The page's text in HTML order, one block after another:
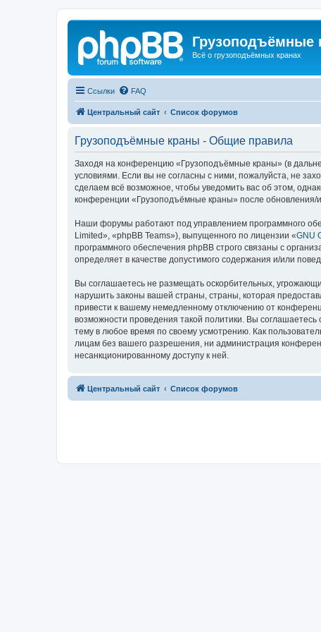
Грузоподъёмные
Всё о грузоподъёмных кранах
Ссылки FAQ
Центральный сайт Список форумов
Грузоподъёмные краны - Общие правила
Заходя на конференцию «Грузоподъёмные краны» (в
условиями. Если вы не согласны с ними, пожалуйста, не
сделаем всё возможное, чтобы уведомить вас об этом,
конференции «Грузоподъёмные краны» после обновления/
Наши форумы работают под управлением программного
Limited», «phpBB Teams»), выпущенного по лицензии «GNU
программного обеспечения phpBB строго связаны с
определяет в качестве допустимого содержания и/или
Вы соглашаетесь не размещать оскорбительных,
нарушить законы вашей страны, страны, которая
привести к вашему немедленному отключению от
возможности проведения такой политики. Вы
тему в любое время по своему усмотрению. Как
лицам без вашего разрешения, ни администрация
несанкционированному доступу к ней.
Центральный сайт Список форумов